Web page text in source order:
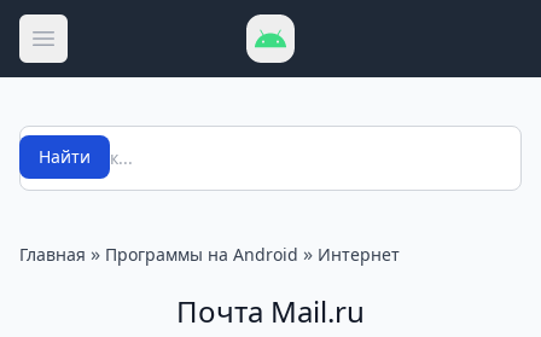
Открыть меню
Поиск
Найти
Главная » Программы на Android » Интернет
Почта Mail.ru